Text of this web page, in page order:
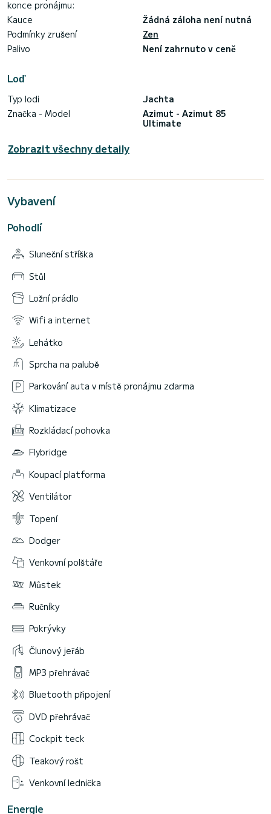
konce pronájmu:
Kauce
Žádná záloha není nutná
Podmínky zrušení
Zen
Palivo
Není zahrnuto v ceně
Loď
Typ lodi
Jachta
Značka - Model
Azimut - Azimut 85
Ultimate
Zobrazit všechny detaily
Vybavení
Pohodlí
Sluneční stříška
Stůl
Ložní prádlo
Wifi a internet
Lehátko
Sprcha na palubě
Parkování auta v místě pronájmu zdarma
Klimatizace
Rozkládací pohovka
Flybridge
Koupací platforma
Ventilátor
Topení
Dodger
Venkovní polštáře
Můstek
Ručníky
Pokrývky
Člunový jeřáb
MP3 přehrávač
Bluetooth připojení
DVD přehrávač
Cockpit teck
Teakový rošt
Venkovní lednička
Energie